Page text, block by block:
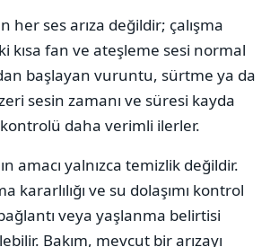
her ses arıza değildir; çalışma
kısa fan ve ateşleme sesi normal
başlayan vuruntu, sürtme ya da
sesin zamanı ve süresi kayda
kontrolü daha verimli ilerler.
amacı yalnızca temizlik değildir.
kararlılığı ve su dolaşımı kontrol
veya yaşlanma belirtisi
Bakım, mevcut bir arızayı